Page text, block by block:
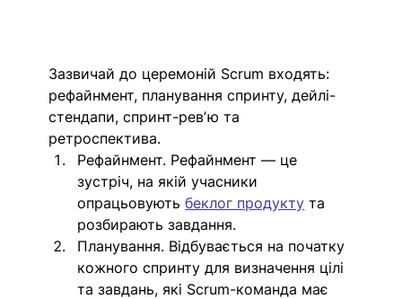
Зазвичай до церемоній Scrum входять:
рефайнмент, планування спринту, дейлі-
стендапи, спринт-ревʼю та
ретроспектива.
Рефайнмент. Рефайнмент — це
зустріч, на якій учасники
опрацьовують беклог продукту та
розбирають завдання.
Планування. Відбувається на початку
кожного спринту для визначення цілі
та завдань, які Scrum-команда має